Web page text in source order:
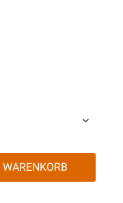
WARENKORB